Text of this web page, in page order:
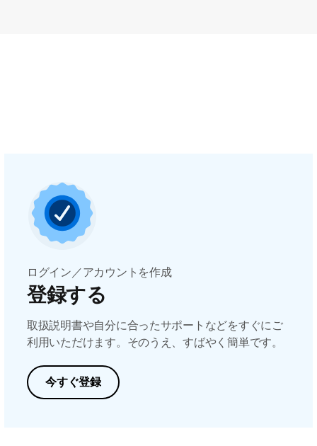
ログイン／アカウントを作成
登録する
取扱説明書や自分に合ったサポートなどをすぐにご
利用いただけます。そのうえ、すばやく簡単です。
今すぐ登録